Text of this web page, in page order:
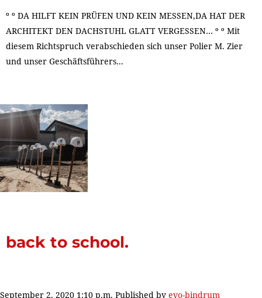
º º DA HILFT KEIN PRÜFEN UND KEIN MESSEN,DA HAT DER
ARCHITEKT DEN DACHSTUHL GLATT VERGESSEN… º º Mit
diesem Richtspruch verabschieden sich unser Polier M. Zier
und unser Geschäftsführers...
back to school.
September 2, 2020 1:10 p.m. Published by evo-bindrum